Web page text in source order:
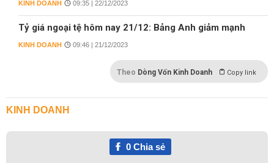
KINH DOANH 09:35 | 22/12/2023
Tỷ giá ngoại tệ hôm nay 21/12: Bảng Anh giảm mạnh
KINH DOANH 09:46 | 21/12/2023
Theo Dòng Vốn Kinh Doanh Copy link
KINH DOANH
0Chia sẻ